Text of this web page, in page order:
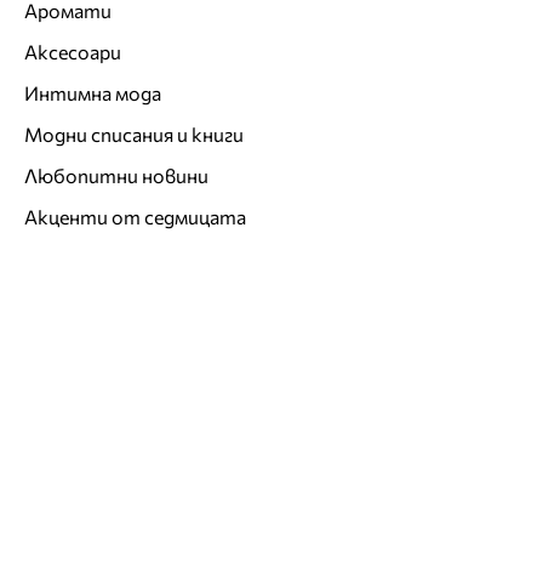
Аромати
Аксесоари
Интимна мода
Модни списания и книги
Любопитни новини
Акценти от седмицата